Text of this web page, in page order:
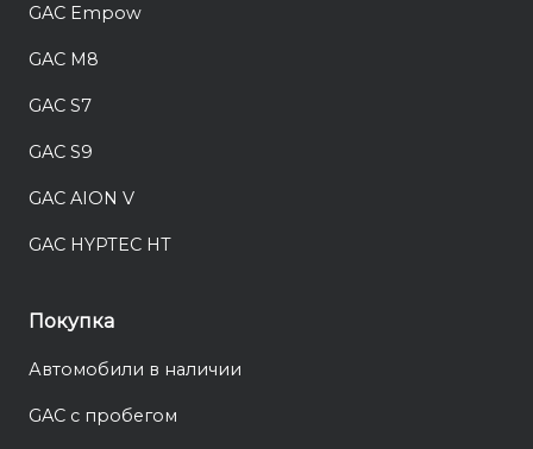
GAC Empow
GAC M8
GAC S7
GAC S9
GAC AION V
GAC HYPTEC HT
Покупка
Автомобили в наличии
GAC с пробегом